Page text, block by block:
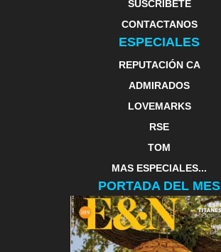
SUSCRIBETE
CONTACTANOS
ESPECIALES
REPUTACIÓN CA
ADMIRADOS
LOVEMARKS
RSE
TOM
MAS ESPECIALES...
PORTADA DEL MES